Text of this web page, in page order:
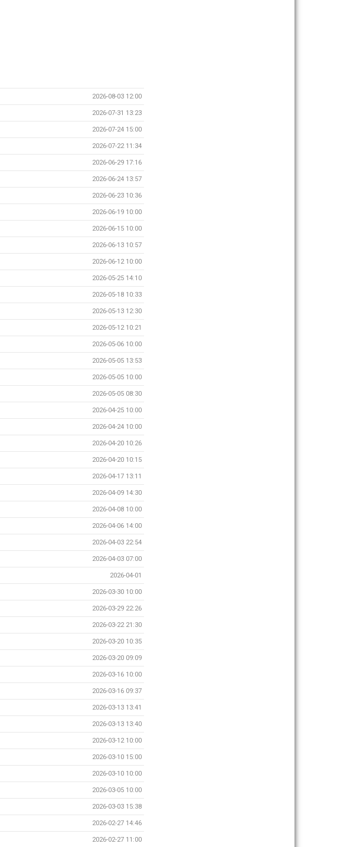
2026-08-03 12:00
2026-07-31 13:23
2026-07-24 15:00
2026-07-22 11:34
2026-06-29 17:16
2026-06-24 13:57
2026-06-23 10:36
2026-06-19 10:00
2026-06-15 10:00
2026-06-13 10:57
2026-06-12 10:00
2026-05-25 14:10
2026-05-18 10:33
2026-05-13 12:30
2026-05-12 10:21
2026-05-06 10:00
2026-05-05 13:53
2026-05-05 10:00
2026-05-05 08:30
2026-04-25 10:00
2026-04-24 10:00
2026-04-20 10:26
2026-04-20 10:15
2026-04-17 13:11
2026-04-09 14:30
2026-04-08 10:00
2026-04-06 14:00
2026-04-03 22:54
2026-04-03 07:00
2026-04-01
2026-03-30 10:00
2026-03-29 22:26
2026-03-22 21:30
2026-03-20 10:35
2026-03-20 09:09
2026-03-16 10:00
2026-03-16 09:37
2026-03-13 13:41
2026-03-13 13:40
2026-03-12 10:00
2026-03-10 15:00
2026-03-10 10:00
2026-03-05 10:00
2026-03-03 15:38
2026-02-27 14:46
2026-02-27 11:00